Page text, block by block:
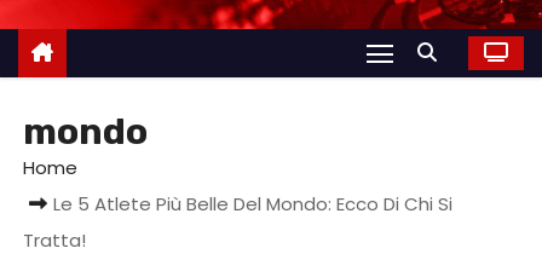
mondo
Home
Le 5 Atlete Più Belle Del Mondo: Ecco Di Chi Si
Tratta!